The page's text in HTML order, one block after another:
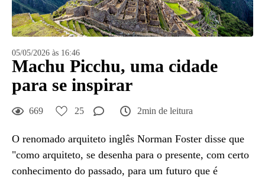
05/05/2026 às 16:46
Machu Picchu, uma cidade
para se inspirar
669 25 2min de leitura
O renomado arquiteto inglês Norman Foster disse que
"como arquiteto, se desenha para o presente, com certo
conhecimento do passado, para um futuro que é